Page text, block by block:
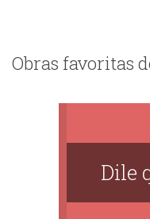
Obras favoritas
Dile